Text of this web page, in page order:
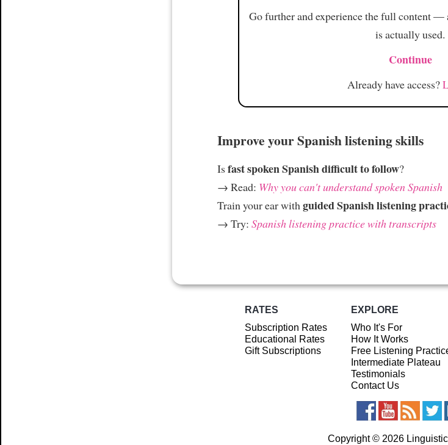
Go further and experience the full content —
is actually used.
Continue
Already have access?
Improve your Spanish listening skills
Isfast spoken Spanish difficult to follow?
→ Read: Why you can't understand spoken Spanish
Train your ear withguided Spanish listening
→ Try: Spanish listening practice with transcripts
RATES
Subscription Rates
Educational Rates
Gift Subscriptions
EXPLORE
Who It's For
How It Works
Free Listening
Intermediate Plateau
Testimonials
Contact Us
Copyright © 2026